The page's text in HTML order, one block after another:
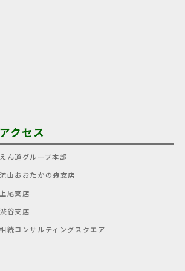
アクセス
えん道グループ本部
流山おおたかの森支店
上尾支店
渋谷支店
相続コンサルティングスクエア